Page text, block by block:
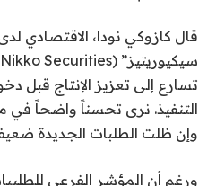
قال كازوكي نودا، الاقتصادي
تسارع إلى تعزيز الإنتاج قبل
التنفيذ. نرى تحسناً واضحاً في
وإن ظلت الطلبات الجديدة
ورغم أن المؤشر الفرعي